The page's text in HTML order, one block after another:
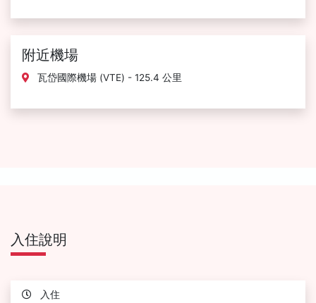
附近機場
瓦岱國際機場 (VTE) - 125.4 公里
入住說明
入住